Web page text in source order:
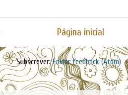
Página inicial
Subscrever:Enviar feedback (Atom)